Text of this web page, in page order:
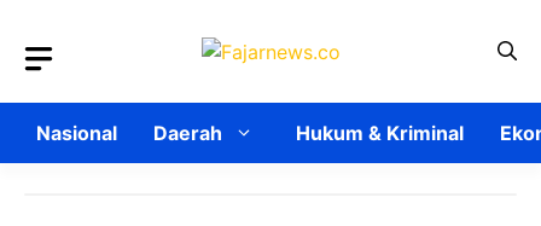
Nasional Daerah Hukum & Kriminal